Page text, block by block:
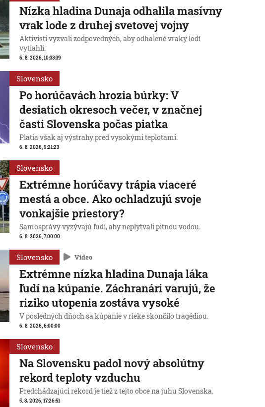
Nízka hladina Dunaja odhalila masívny
vrak lode z druhej svetovej vojny
Aktivisti vyzvali zodpovedných, aby odhalené vraky lodí
vytiahli.
6. 8. 2026, 10:33:39
Slovensko
Po horúčavách hrozia búrky: V
desiatich okresoch večer, v značnej
časti Slovenska počas piatka
Platia však aj výstrahy pred vysokými teplotami.
6. 8. 2026, 9:21:23
Slovensko
Extrémne horúčavy trápia viaceré
mestá a obce. Ako ochladzujú svoje
vonkajšie priestory?
Samosprávy vyzývajú ľudí, aby neplytvali pitnou vodou.
6. 8. 2026, 7:00:00
Slovensko Video
Extrémne nízka hladina Dunaja láka
ľudí na kúpanie. Záchranári varujú, že
riziko utopenia zostáva vysoké
V posledných dňoch sa kúpanie v rieke skončilo tragédiou.
6. 8. 2026, 6:00:00
Slovensko
Na Slovensku padol nový absolútny
rekord teploty vzduchu
Predchádzajúci rekord je tiež z tejto obce na juhu Slovenska.
5. 8. 2026, 17:26:51